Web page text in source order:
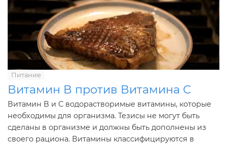
Питание
Витамин В против Витамина С
Витамин В и С водорастворимые витамины, которые
необходимы для организма. Тезисы не могут быть
сделаны в организме и должны быть дополнены из
своего рациона. Витамины классифицируются в